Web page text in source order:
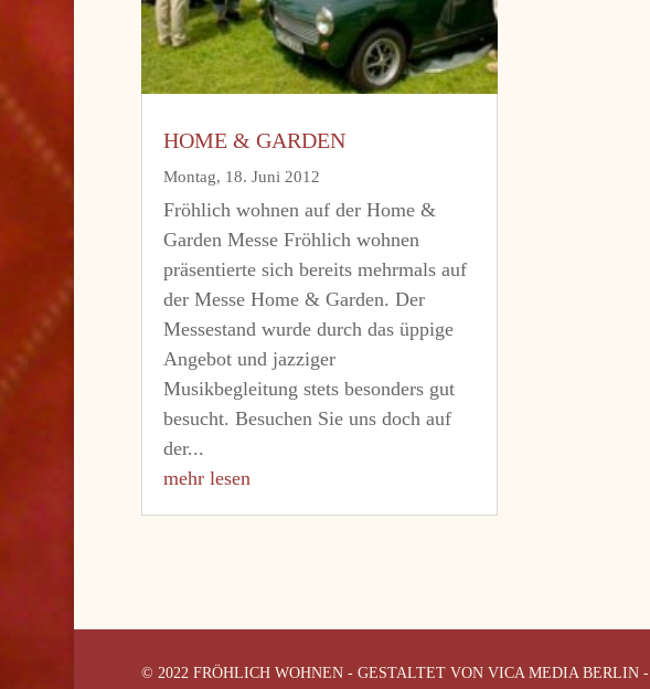
HOME & GARDEN
Montag, 18. Juni 2012
Fröhlich wohnen auf der Home &
Garden Messe Fröhlich wohnen
präsentierte sich bereits mehrmals auf
der Messe Home & Garden. Der
Messestand wurde durch das üppige
Angebot und jazziger
Musikbegleitung stets besonders gut
besucht. Besuchen Sie uns doch auf
der...
mehr lesen
© 2022 FRÖHLICH WOHNEN - GESTALTET VON VICA MEDIA BERLIN -